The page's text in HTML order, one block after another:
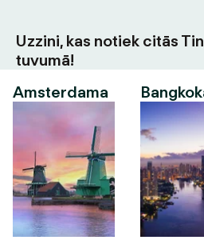
Uzzini, kas notiek citās
tuvumā!
Amsterdama